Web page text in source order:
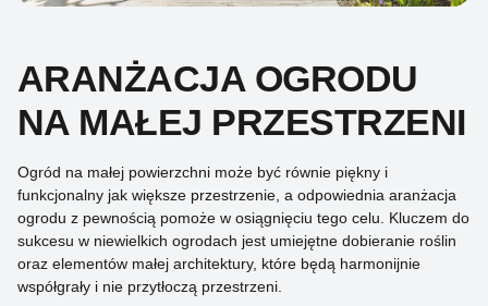
ARANŻACJA OGRODU
NA MAŁEJ PRZESTRZENI
Ogród na małej powierzchni może być równie piękny i
funkcjonalny jak większe przestrzenie, a odpowiednia aranżacja
ogrodu z pewnością pomoże w osiągnięciu tego celu. Kluczem do
sukcesu w niewielkich ogrodach jest umiejętne dobieranie roślin
oraz elementów małej architektury, które będą harmonijnie
współgrały i nie przytłoczą przestrzeni.